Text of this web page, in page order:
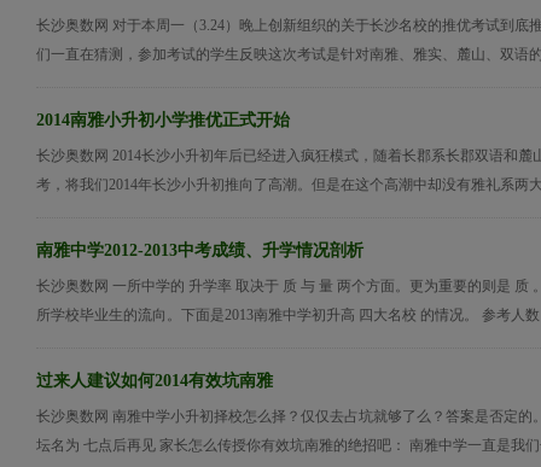
长沙奥数网 对于本周一（3.24）晚上创新组织的关于长沙名校的推优考试到底
们一直在猜测，参加考试的学生反映这次考试是针对南雅、雅实、麓山、双语
2014南雅小升初小学推优正式开始
长沙奥数网 2014长沙小升初年后已经进入疯狂模式，随着长郡系长郡双语和麓
考，将我们2014年长沙小升初推向了高潮。但是在这个高潮中却没有雅礼系两
南雅中学2012-2013中考成绩、升学情况剖析
长沙奥数网 一所中学的 升学率 取决于 质 与 量 两个方面。更为重要的则是 质
所学校毕业生的流向。下面是2013南雅中学初升高 四大名校 的情况。 参考人数
过来人建议如何2014有效坑南雅
长沙奥数网 南雅中学小升初择校怎么择？仅仅去占坑就够了么？答案是否定的
坛名为 七点后再见 家长怎么传授你有效坑南雅的绝招吧： 南雅中学一直是我